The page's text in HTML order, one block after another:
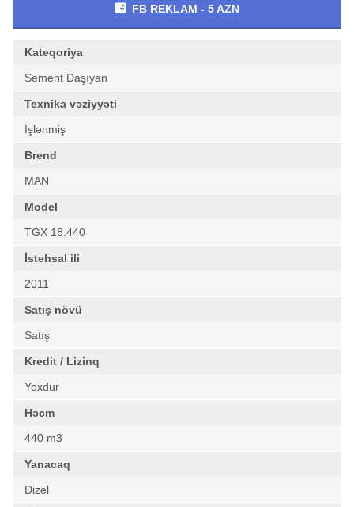
FB REKLAM - 5 AZN
Kateqoriya
Sement Daşıyan
Texnika vəziyyəti
İşlənmiş
Brend
MAN
Model
TGX 18.440
İstehsal ili
2011
Satış növü
Satış
Kredit / Lizinq
Yoxdur
Həcm
440 m3
Yanacaq
Dizel